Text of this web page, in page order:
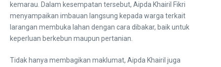
kemarau. Dalam kesempatan tersebut, Aipda Khairil Fikri
menyampaikan imbauan langsung kepada warga terkait
larangan membuka lahan dengan cara dibakar, baik untuk
keperluan berkebun maupun pertanian.
Tidak hanya membagikan maklumat, Aipda Khairil juga